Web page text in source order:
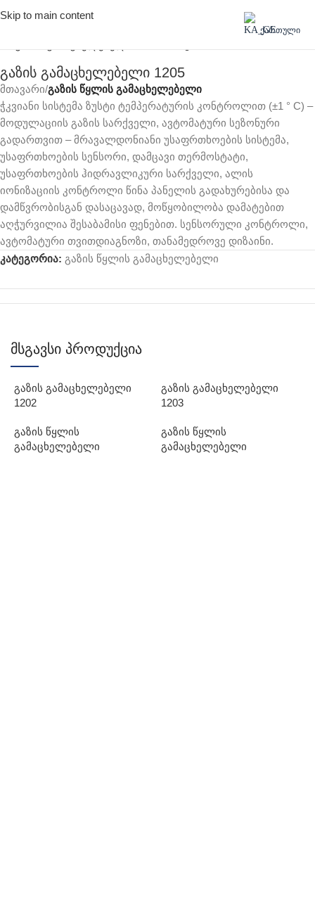
Skip to main content
ᲥᲐᲠᲗᲣᲚᲘ
მთავარი გაზის წყლის გამაცხელებელი
გაზის გამაცხელებელი 1205
ჭკვიანი სისტემა ზუსტი ტემპერატურის კონტროლით (±1 ° C) –
მოდულაციის გაზის სარქველი, ავტომატური სეზონური
გადართვით – მრავალდონიანი უსაფრთხოების სისტემა,
უსაფრთხოების სენსორი, დამცავი თერმოსტატი,
უსაფრთხოების ჰიდრავლიკური სარქველი, ალის
იონიზაციის კონტროლი წინა პანელის გადახურებისა და
დამწვრობისგან დასაცავად, მოწყობილობა დამატებით
აღჭურვილია შესაბამისი ფენებით. სენსორული კონტროლი,
ავტომატური თვითდიაგნოზი, თანამედროვე დიზაინი.
კატეგორია: გაზის წყლის გამაცხელებელი
მსგავსი პროდუქცია
გაზის გამაცხელებელი
1202
გაზის წყლის
გამაცხელებელი
გაზის გამაცხელებელი
1203
გაზის წყლის
გამაცხელებელი